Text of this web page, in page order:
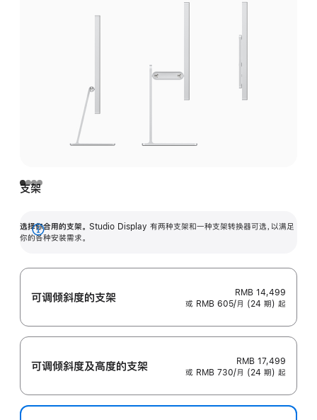
支架
选择你合用的支架。 Studio Display 有两种支架和一种支架转换器可选，以满足
你的各种安装需求。
展
可调倾斜度的支架
RMB 14,499
或 RMB 605/月 (24 期) 起
可调倾斜度及高‍度的支‍架
RMB 17,499
或 RMB 730/月 (24 期) 起